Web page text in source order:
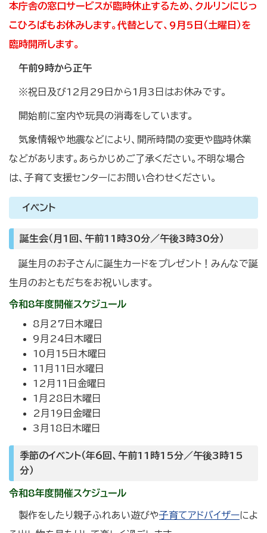
本庁舎の窓口サービスが臨時休止するため、クルリンにじっ
こひろばもお休みします。代替として、9月5日（土曜日）を
臨時開所します。
午前9時から正午
※祝日及び12月29日から1月3日はお休みです。
開始前に室内や玩具の消毒をしています。
気象情報や地震などにより、開所時間の変更や臨時休業
などがあります。あらかじめご了承ください。不明な場合
は、子育て支援センターにお問い合わせください。
イベント
誕生会（月1回、午前11時30分／午後3時30分）
誕生月のお子さんに誕生カードをプレゼント！みんなで誕
生月のおともだちをお祝いします。
令和8年度開催スケジュール
8月27日木曜日
9月24日木曜日
10月15日木曜日
11月11日水曜日
12月11日金曜日
1月28日木曜日
2月19日金曜日
3月18日木曜日
季節のイベント（年6回、午前11時15分／午後3時15
分）
令和8年度開催スケジュール
製作をしたり親子ふれあい遊びや子育てアドバイザーによ